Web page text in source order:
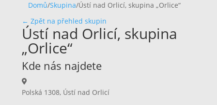
Domů/Skupina/Ústí nad Orlicí, skupina „Orlice“
← Zpět na přehled skupin
Ústí nad Orlicí, skupina
„Orlice“
Kde nás najdete
Polská 1308, Ústí nad Orlicí